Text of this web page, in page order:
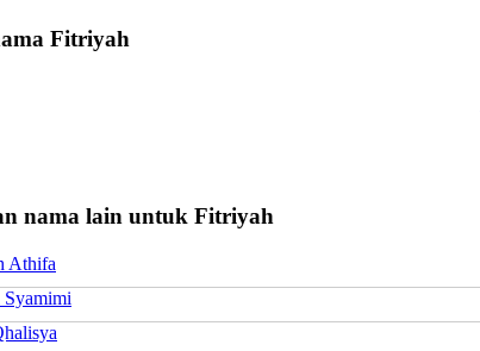
Fitriyah
nama lain untuk Fitriyah
Athifa
Syamimi